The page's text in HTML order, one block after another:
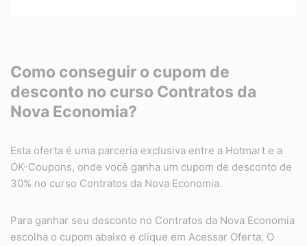
Como conseguir o cupom de
desconto no curso Contratos da
Nova Economia?
Esta oferta é uma parceria exclusiva entre a Hotmart e a
OK-Coupons, onde você ganha um cupom de desconto de
30% no curso Contratos da Nova Economia.
Para ganhar seu desconto no Contratos da Nova Economia
escolha o cupom abaixo e clique em Acessar Oferta, O